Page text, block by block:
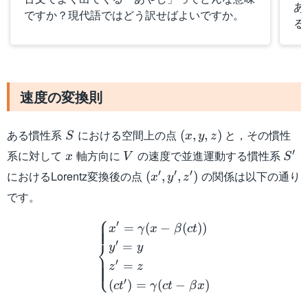
ですか？現代語ではどう訳せばよいですか。
あ
速度の変換則
ある慣性系 S
S における空間上の点 (x,y,z)
(x, y, z) と，その慣性
系に対して x
x 軸方向に V
V の速度で並進運動する慣性系 S'
S′
におけるLorentz変換後の点 (x',y',z')
(x′, y′, z′) の関係は以下の通り
です。
⎩
⎨
⎧x′ = γ(x − β(ct))
y′ = y
z′ = z
(ct′) = γ(ct − βx)